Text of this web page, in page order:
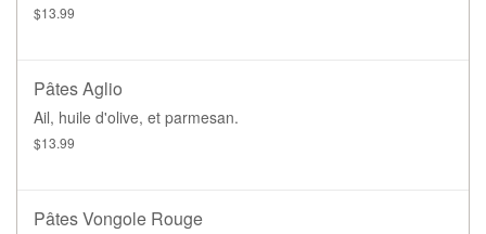
$13.99
Pâtes Aglio
Ail, huile d'olive, et parmesan.
$13.99
Pâtes Vongole Rouge